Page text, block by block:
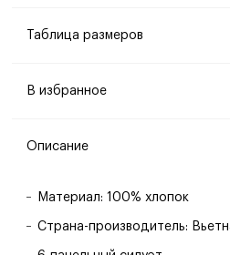
Таблица размеров
В избранное
Описание
Материал: 100% хлопок
Страна-производитель: